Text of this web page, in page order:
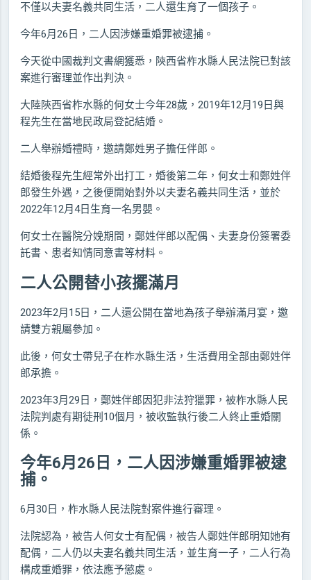
不僅以夫妻名義共同生活，二人還生育了一個孩子。
今年6月26日，二人因涉嫌重婚罪被逮捕。
今天從中國裁判文書網獲悉，陝西省柞水縣人民法院已對該
案進行審理並作出判決。
大陸陝西省柞水縣的何女士今年28歲，2019年12月19日與
程先生在當地民政局登記結婚。
二人舉辦婚禮時，邀請鄭姓男子擔任伴郎。
結婚後程先生經常外出打工，婚後第二年，何女士和鄭姓伴
郎發生外遇，之後便開始對外以夫妻名義共同生活，並於
2022年12月4日生育一名男嬰。
何女士在醫院分娩期間，鄭姓伴郎以配偶、夫妻身份簽署委
託書、患者知情同意書等材料。
二人公開替小孩擺滿月
2023年2月15日，二人還公開在當地為孩子舉辦滿月宴，邀
請雙方親屬參加。
此後，何女士帶兒子在柞水縣生活，生活費用全部由鄭姓伴
郎承擔。
2023年3月29日，鄭姓伴郎因犯非法狩獵罪，被柞水縣人民
法院判處有期徒刑10個月，被收監執行後二人終止重婚關
係。
今年6月26日，二人因涉嫌重婚罪被逮
捕。
6月30日，柞水縣人民法院對案件進行審理。
法院認為，被告人何女士有配偶，被告人鄭姓伴郎明知她有
配偶，二人仍以夫妻名義共同生活，並生育一子，二人行為
構成重婚罪，依法應予懲處。